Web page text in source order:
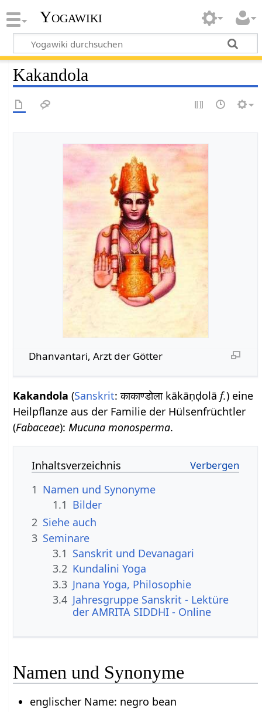
Yogawiki
Kakandola
Dhanvantari, Arzt der Götter
Kakandola (Sanskrit: काकाण्डोला kākāṇḍolāf.) eine
Heilpflanze aus der Familie der Hülsenfrüchtler
(Fabaceae):Mucuna monosperma.
Inhaltsverzeichnis
1 Namen und Synonyme
1.1 Bilder
2 Siehe auch
3 Seminare
3.1 Sanskrit und Devanagari
3.2 Kundalini Yoga
3.3 Jnana Yoga, Philosophie
3.4 Jahresgruppe Sanskrit - Lektüre
der AMRITA SIDDHI - Online
Namen und Synonyme
englischer Name: negro bean